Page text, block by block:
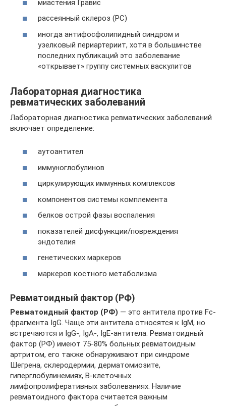
миастения Гравис
рассеянный склероз (РС)
иногда антифосфолипидный синдром и
узелковый периартериит, хотя в большинстве
последних публикаций это заболевание
«открывает» группу системных васкулитов
Лабораторная диагностика
ревматических заболеваний
Лабораторная диагностика ревматических заболеваний
включает определение:
аутоантител
иммуноглобулинов
циркулирующих иммунных комплексов
компонентов системы комплемента
белков острой фазы воспаления
показателей дисфункции/повреждения
эндотелия
генетических маркеров
маркеров костного метаболизма
Ревматоидный фактор (РФ)
Ревматоидный фактор (РФ) — это антитела против Fc-
фрагмента IgG. Чаще эти антитела относятся к IgM, но
встречаются и IgG-, IgA-, IgE-антитела. Ревматоидный
фактор (РФ) имеют 75-80% больных ревматоидным
артритом, его также обнаруживают при синдроме
Шегрена, склеродермии, дерматомиозите,
гиперглобулинемиях, В-клеточных
лимфопролиферативных заболеваниях. Наличие
ревматоидного фактора считается важным